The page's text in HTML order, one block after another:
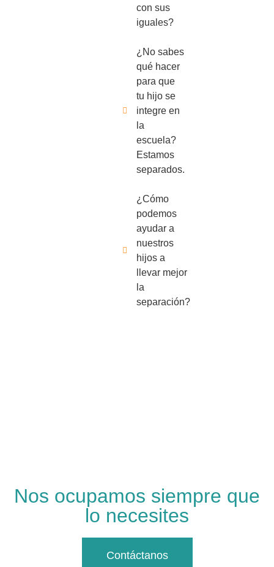
con sus
iguales?
¿No sabes
qué hacer
para que
tu hijo se
integre en
la
escuela?
Estamos
separados.
¿Cómo
podemos
ayudar a
nuestros
hijos a
llevar mejor
la
separación?
Nos ocupamos siempre que
lo necesites
Contáctanos